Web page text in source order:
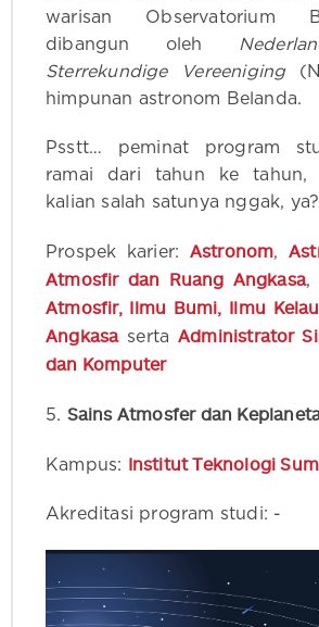
warisan Observatorium
dibangun oleh
Sterrekundige Vereeniging
himpunan astronom Belanda.
Psstt… peminat program
ramai dari tahun ke tahun,
kalian salah satunya nggak, ya?
Prospek karier: Astronom,
Atmosfir dan Ruang Angkasa,
Atmosfir, Ilmu Bumi, Ilmu
Angkasaserta Administrator
dan Komputer
5. Sains Atmosfer dan
Kampus: Institut Teknologi
Akreditasi program studi: -